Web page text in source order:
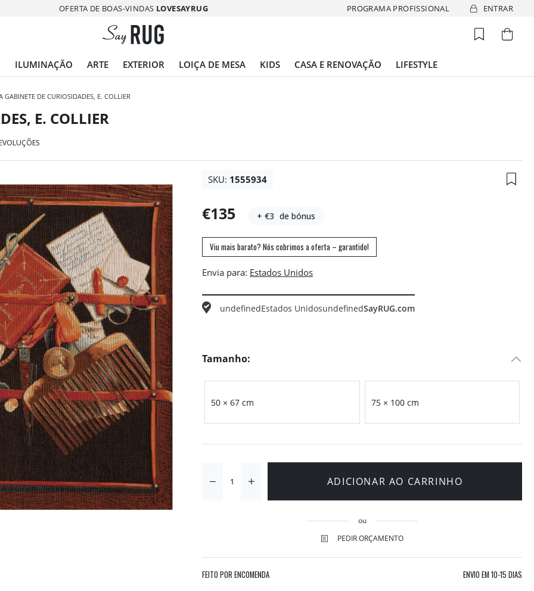
OFERTA DE BOAS-VINDAS LOVESAYRUG PROGRAMA PROFISSIONAL ENTRAR
ILUMINAÇÃO ARTE EXTERIOR LOIÇA DE MESA KIDS CASA E RENOVAÇÃO LIFESTYLE
GABINETE DE CURIOSIDADES, E. COLLIER
E. COLLIER
SKU: 1555934
€135 + €3 de bónus
Viu mais barato? Nós cobrimos a oferta – garantido!
Envia para:
undefinedEstados UnidosundefinedSayRUG.com
Tamanho:
50 × 67 cm 75 × 100 cm
ADICIONAR AO CARRINHO
ou
PEDIR ORÇAMENTO
FEITO POR ENCOMENDA ENVIO EM 10-15 DIAS